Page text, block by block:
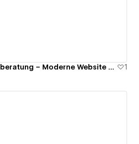
OSTENDORF Steuerberatung – Moderne Website mit klarem Fokus 1